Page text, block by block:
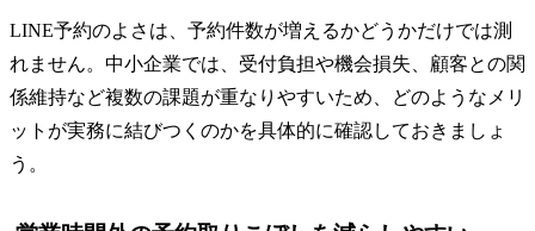
LINE予約のよさは、予約件数が増えるかどうかだけでは測
れません。中小企業では、受付負担や機会損失、顧客との関
係維持など複数の課題が重なりやすいため、どのようなメリ
ットが実務に結びつくのかを具体的に確認しておきましょ
う。